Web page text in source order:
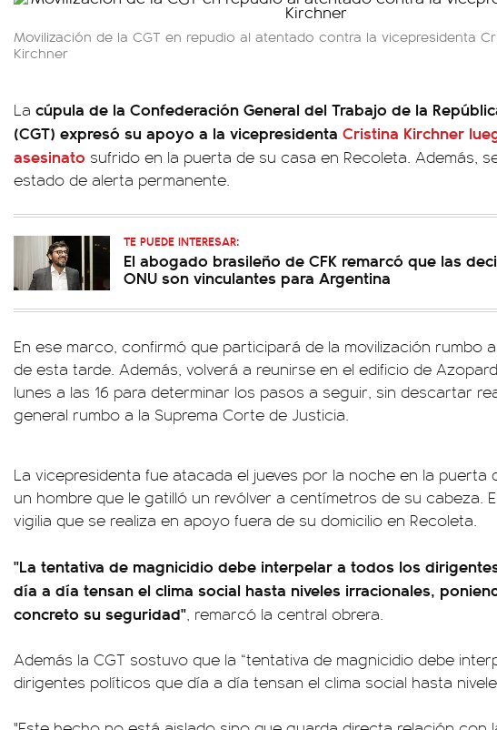
Movilización de la CGT en repudio al atentado contra la vicepresidenta
Kirchner
La cúpula de la Confederación General del Trabajo de la
(CGT) expresó su apoyo a la vicepresidenta Cristina Kirchner
asesinato sufrido en la puerta de su casa en Recoleta. Además,
estado de alerta permanente.
TE PUEDE INTERESAR:
El abogado brasileño de CFK remarcó que las
ONU son vinculantes para Argentina
En ese marco, confirmó que participará de la movilización rumbo
de esta tarde. Además, volverá a reunirse en el edificio de
lunes a las 16 para determinar los pasos a seguir, sin descartar
general rumbo a la Suprema Corte de Justicia.
La vicepresidenta fue atacada el jueves por la noche en la puerta
un hombre que le gatilló un revólver a centímetros de su cabeza.
vigilia que se realiza en apoyo fuera de su domicilio en Recoleta.
"La tentativa de magnicidio debe interpelar a todos los
día a día tensan el clima social hasta niveles irracionales,
concreto su seguridad", remarcó la central obrera.
Además la CGT sostuvo que la “tentativa de magnicidio debe
dirigentes políticos que día a día tensan el clima social hasta